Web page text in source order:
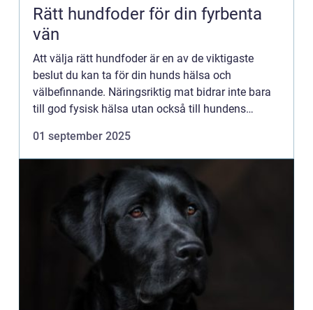
Rätt hundfoder för din fyrbenta
vän
Att välja rätt hundfoder är en av de viktigaste
beslut du kan ta för din hunds hälsa och
välbefinnande. Näringsriktig mat bidrar inte bara
till god fysisk hälsa utan också till hundens
01 september 2025